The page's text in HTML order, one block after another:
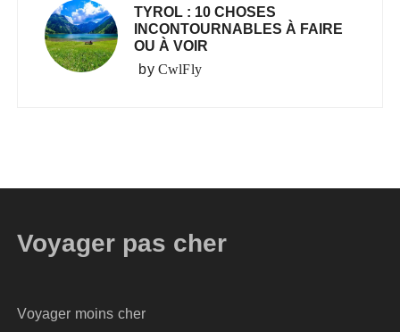
TYROL : 10 CHOSES
INCONTOURNABLES À FAIRE
OU À VOIR
by CwlFly
Voyager pas cher
Voyager moins cher